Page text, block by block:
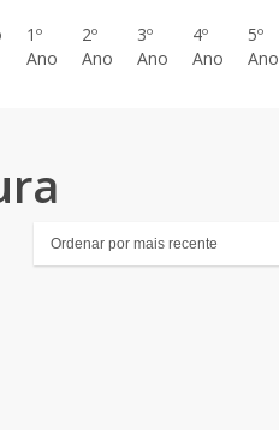
1º
Ano
2º
Ano
3º
Ano
4º
Ano
5º
Ano